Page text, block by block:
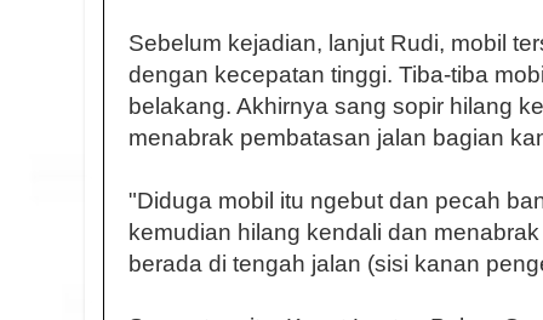
Sebelum kejadian, lanjut Rudi, mobil
dengan kecepatan tinggi. Tiba-tiba
belakang. Akhirnya sang sopir hilang
menabrak pembatasan jalan bagian
"Diduga mobil itu ngebut dan pecah
kemudian hilang kendali dan
berada di tengah jalan (sisi kanan